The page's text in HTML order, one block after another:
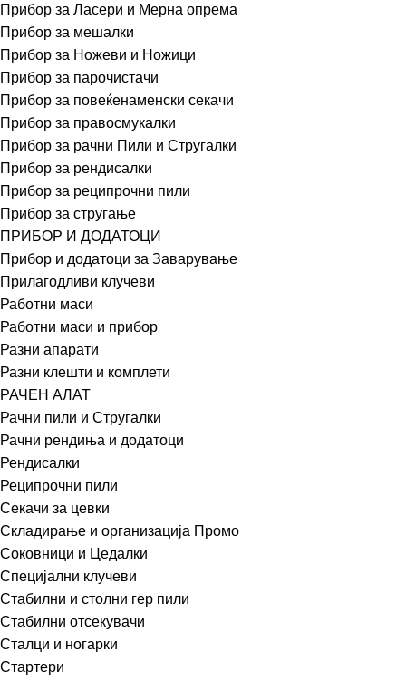
Прибор за Ласери и Мерна опрема
Прибор за мешалки
Прибор за Ножеви и Ножици
Прибор за парочистачи
Прибор за повеќенаменски секачи
Прибор за правосмукалки
Прибор за рачни Пили и Стругалки
Прибор за рендисалки
Прибор за реципрочни пили
Прибор за стругање
ПРИБОР И ДОДАТОЦИ
Прибор и додатоци за Заварување
Прилагодливи клучеви
Работни маси
Работни маси и прибор
Разни апарати
Разни клешти и комплети
РАЧЕН АЛАТ
Рачни пили и Стругалки
Рачни рендиња и додатоци
Рендисалки
Реципрочни пили
Секачи за цевки
Складирање и организација Промо
Соковници и Цедалки
Специјални клучеви
Стабилни и столни гер пили
Стабилни отсекувачи
Сталци и ногарки
Стартери